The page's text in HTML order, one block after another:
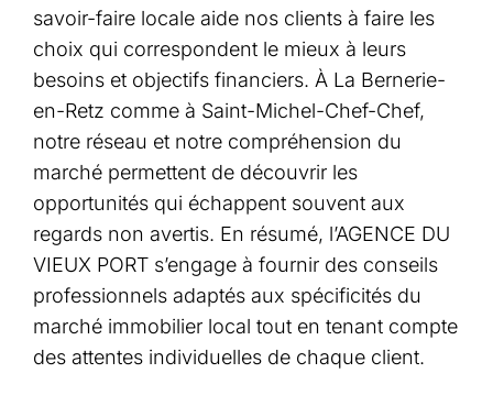
savoir-faire locale aide nos clients à faire les
choix qui correspondent le mieux à leurs
besoins et objectifs financiers. À La Bernerie-
en-Retz comme à Saint-Michel-Chef-Chef,
notre réseau et notre compréhension du
marché permettent de découvrir les
opportunités qui échappent souvent aux
regards non avertis. En résumé, l’AGENCE DU
VIEUX PORT s’engage à fournir des conseils
professionnels adaptés aux spécificités du
marché immobilier local tout en tenant compte
des attentes individuelles de chaque client.